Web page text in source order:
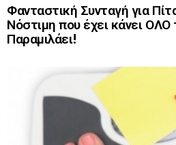
Φανταστική Συνταγή για
Νόστιμη που έχει κάνει ΟΛΟ
Παραμιλάει!